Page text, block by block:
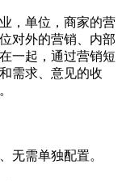
，单位，商家的营
对外的营销、内部
一起，通过营销短
需求、意见的收
无需单独配置。